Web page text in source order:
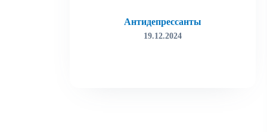
Антидепрессанты
19.12.2024